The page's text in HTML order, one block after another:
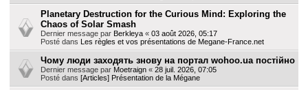
Planetary Destruction for the Curious Mind: Exploring the
Chaos of Solar Smash
Dernier message par Berkleya « 03 août 2026, 05:17
Posté dans Les règles et vos présentations de Megane-France.net
Чому люди заходять знову на портал wohoo.ua постійно
Dernier message par Moetraign « 28 juil. 2026, 07:05
Posté dans [Articles] Présentation de la Mégane